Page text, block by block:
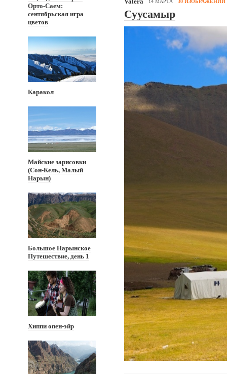
Орто-Саем:
сентябрьская игра
цветов
Каракол
Майские зарисовки
(Сон-Кель, Малый
Нарын)
Большое Нарынское
Путешествие, день 1
Хиппи опен-эйр
14 МАРТА 30 ИЗОБРАЖЕНИЙ
Суусамыр